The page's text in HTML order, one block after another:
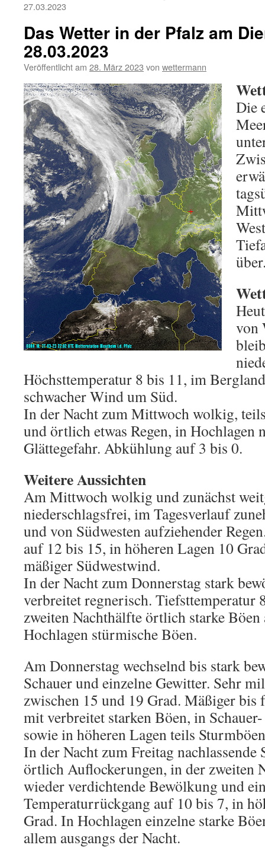
27.03.2023
Das Wetter in der Pfalz am
28.03.2023
Veröffentlicht am 28. März 2023 von wettermann
Die
von
Höchsttemperatur 8 bis 11, im
schwacher Wind um Süd.
In der Nacht zum Mittwoch wolkig,
und örtlich etwas Regen, in Hochlagen
Glättegefahr. Abkühlung auf 3 bis 0.
Weitere Aussichten
Am Mittwoch wolkig und zunächst
niederschlagsfrei, im Tagesverlauf
und von Südwesten aufziehender
auf 12 bis 15, in höheren Lagen 10
mäßiger Südwestwind.
In der Nacht zum Donnerstag stark
verbreitet regnerisch. Tiefsttemperatur
zweiten Nachthälfte örtlich starke Böen
Hochlagen stürmische Böen.
Am Donnerstag wechselnd bis stark
Schauer und einzelne Gewitter. Sehr
zwischen 15 und 19 Grad. Mäßiger bis
mit verbreitet starken Böen, in
sowie in höheren Lagen teils
In der Nacht zum Freitag
örtlich Auflockerungen, in der zweiten
wieder verdichtende Bewölkung und
Temperaturrückgang auf 10 bis 7, in
Grad. In Hochlagen einzelne starke
allem ausgangs der Nacht.